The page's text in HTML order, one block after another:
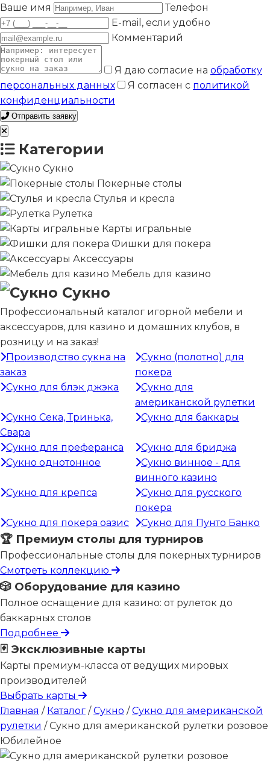
Ваше имя
Телефон
E-mail, если удобно
Комментарий
Я даю согласие на обработку
персональных данных
Я согласен с политикой
конфиденциальности
Отправить заявку
Категории
Сукно
Покерные столы
Стулья и кресла
Рулетка
Карты игральные
Фишки для покера
Аксессуары
Мебель для казино
Сукно
Профессиональный каталог игорной мебели и
аксессуаров, для казино и домашних клубов, в
розницу и на заказ!
Производство сукна на
заказ
Сукно (полотно) для
покера
Сукно для блэк джэка
Сукно для
американской рулетки
Сукно Сека, Тринька,
Свара
Сукно для баккары
Сукно для преферанса
Сукно для бриджа
Сукно однотонное
Сукно винное - для
винного казино
Сукно для крепса
Сукно для русского
покера
Сукно для покера оазис
Сукно для Пунто Банко
🏆 Премиум столы для турниров
Профессиональные столы для покерных турниров
Смотреть коллекцию
🎲 Оборудование для казино
Полное оснащение для казино: от рулеток до
баккарных столов
Подробнее
🃏 Эксклюзивные карты
Карты премиум-класса от ведущих мировых
производителей
Выбрать карты
Главная / Каталог / Сукно / Сукно для американской
рулетки / Сукно для американской рулетки розовое
Юбилейное